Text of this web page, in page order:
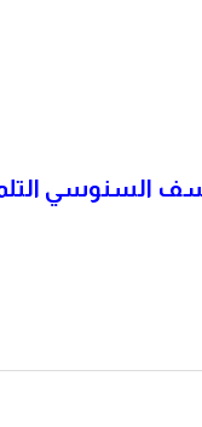
السنوسي